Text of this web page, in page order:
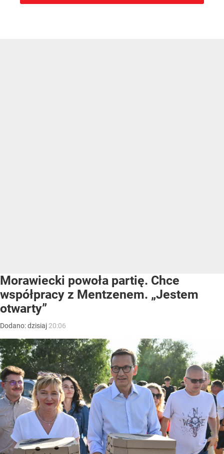
Morawiecki powoła partię. Chce
współpracy z Mentzenem. „Jestem
otwarty”
Dodano:dzisiaj 20:06